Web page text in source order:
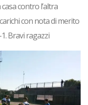
contro l’altra
con nota di merito
Bravi ragazzi